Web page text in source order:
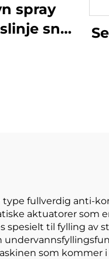
spray
snø
type fullverdig anti-
aktuatorer som
spesielt til fylling av
som